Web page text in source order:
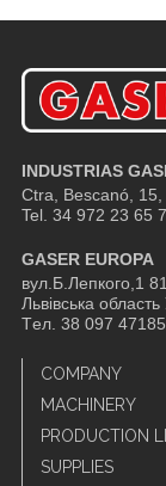
INDUSTRIAS
Ctra, Bescanó,
Tel. 34 972 23 65
GASER EUROPA
вул.Б.Лепкого,1
Львівська
Tел. 38 097
COMPANY
MACHINERY
PRODUCTION
SUPPLIES